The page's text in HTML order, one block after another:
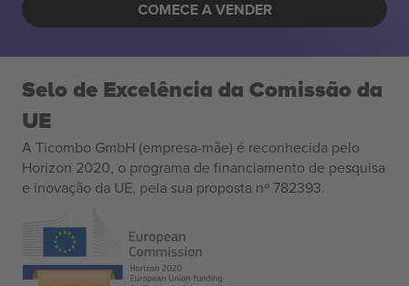
COMECE A VENDER
Selo de Excelência da Comissão da
UE
A Ticombo GmbH (empresa-mãe) é reconhecida pelo
Horizon 2020, o programa de financiamento de pesquisa
e inovação da UE, pela sua proposta nº 782393.